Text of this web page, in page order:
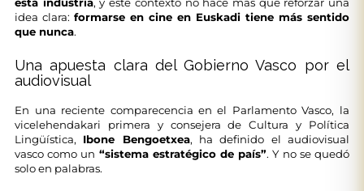
idea clara:formarse en cine en Euskadi tiene más sentido
que nunca.
Una apuesta clara del Gobierno Vasco por el
audiovisual
En una reciente comparecencia en el Parlamento Vasco, la
vicelehendakari primera y consejera de Cultura y Política
Lingüística, Ibone Bengoetxea, ha definido el audiovisual
vasco como un “sistema estratégico de país”. Y no se quedó
solo en palabras.